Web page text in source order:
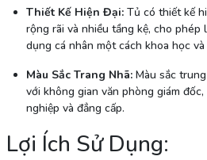
Thiết Kế Hiện Đại:Tủ có thiết kế
rộng rãi và nhiều tầng kệ, cho
dụng cá nhân một cách khoa học và
Màu Sắc Trang Nhã:Màu sắc
với không gian văn phòng giám
nghiệp và đẳng cấp.
Lợi Ích Sử Dụng: